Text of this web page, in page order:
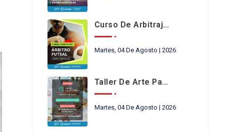
Curso De Arbitraje De Futsal
Martes, 04 De Agosto | 2026
Taller De Arte Para Niños En Chimbas
Martes, 04 De Agosto | 2026